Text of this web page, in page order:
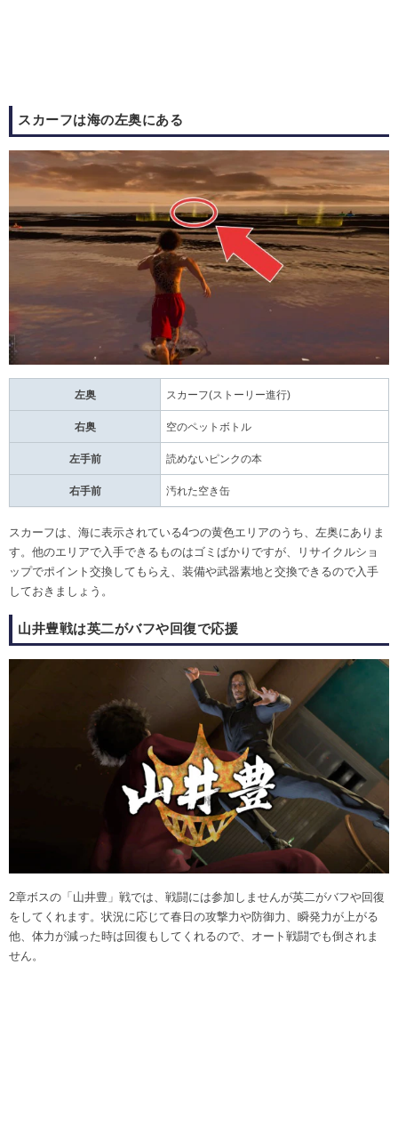
スカーフは海の左奥にある
左奥 スカーフ(ストーリー進行)
右奥 空のペットボトル
左手前 読めないピンクの本
右手前 汚れた空き缶
スカーフは、海に表示されている4つの黄色エリアのうち、左奥にありま
す。他のエリアで入手できるものはゴミばかりですが、リサイクルショ
ップでポイント交換してもらえ、装備や武器素地と交換できるので入手
しておきましょう。
山井豊戦は英二がバフや回復で応援
2章ボスの「山井豊」戦では、戦闘には参加しませんが英二がバフや回復
をしてくれます。状況に応じて春日の攻撃力や防御力、瞬発力が上がる
他、体力が減った時は回復もしてくれるので、オート戦闘でも倒されま
せん。